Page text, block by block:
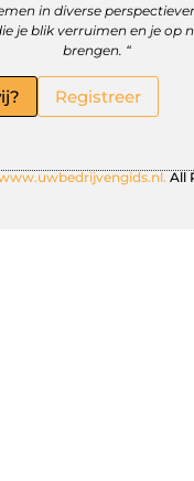
in diverse
je blik verruimen en je op
brengen. “
Registreer
All